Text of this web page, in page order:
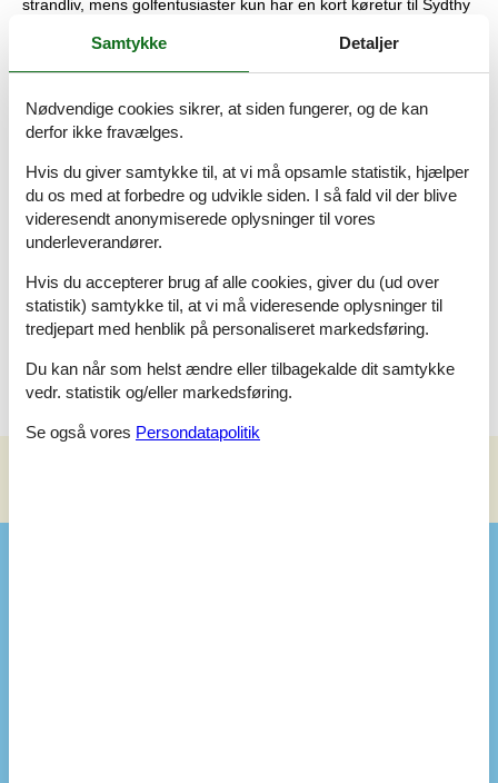
strandliv, mens golfentusiaster kun har en kort køretur til Sydthy
returnere dem til os igen, når din ferie er vel overstået.
Soveværelse
Dobbeltseng - 1x180x200
Soveværelse
Dobbeltseng - 1x180x200
Soveværelse
Dobbeltseng - 1x180x200
Samtykke Detaljer
Nødvendige cookies sikrer, at siden fungerer, og de kan
derfor ikke fravælges.
Hvis du giver samtykke til, at vi må opsamle statistik, hjælper
du os med at forbedre og udvikle siden. I så fald vil der blive
videresendt anonymiserede oplysninger til vores
underleverandører.
Hvis du accepterer brug af alle cookies, giver du (ud over
statistik) samtykke til, at vi må videresende oplysninger til
tredjepart med henblik på personaliseret markedsføring.
Du kan når som helst ændre eller tilbagekalde dit samtykke
vedr. statistik og/eller markedsføring.
Se også vores Persondatapolitik